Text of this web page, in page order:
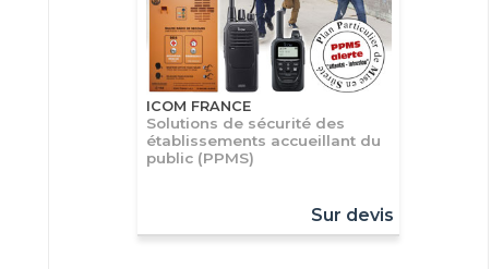
ICOM FRANCE
Solutions de sécurité des
établissements accueillant du
public (PPMS)
Sur devis